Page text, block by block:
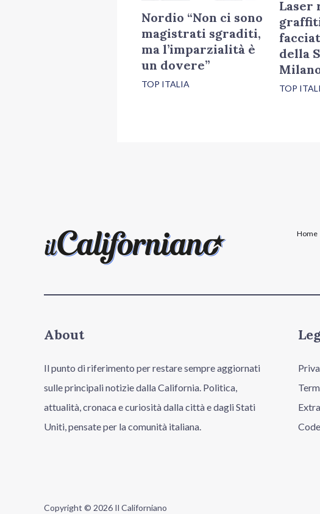
Nordio “Non ci sono
magistrati sgraditi,
ma l’imparzialità è
un dovere”
TOP ITALIA
Laser
della
TOP
Home
About
Il punto di riferimento per restare sempre aggiornati
sulle principali notizie dalla California. Politica,
attualità, cronaca e curiosità dalla città e dagli Stati
Uniti, pensate per la comunità italiana.
Copyright © 2026 Il Californiano